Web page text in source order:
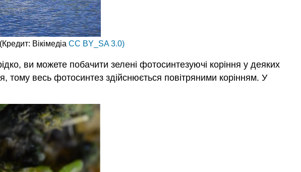
Вікімедіа CC BY_SA 3.0)
ви можете побачити зелені фотосинтезуючі коріння у деяких
весь фотосинтез здійснюється повітряними корінням. У